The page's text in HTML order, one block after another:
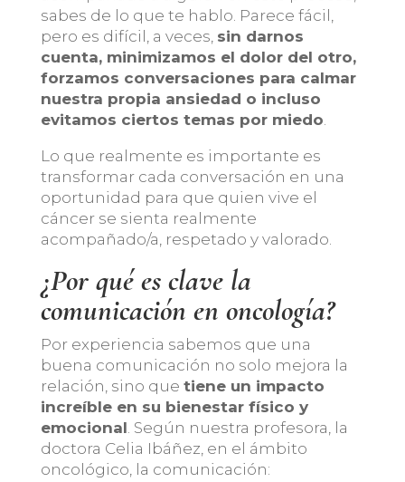
sabes de lo que te hablo. Parece fácil,
pero es difícil, a veces, sin darnos
cuenta, minimizamos el dolor del otro,
forzamos conversaciones para calmar
nuestra propia ansiedad o incluso
evitamos ciertos temas por miedo
Lo que realmente es importante es
transformar cada conversación en una
oportunidad para que quien vive el
cáncer se sienta realmente
acompañado/a, respetado y valorado.
¿Por qué es clave la
comunicación en oncología?
Por experiencia sabemos que una
buena comunicación no solo mejora la
relación, sino que tiene un impacto
increíble en su bienestar físico y
emocional . Según nuestra profesora, la
doctora Celia Ibáñez, en el ámbito
oncológico, la comunicación: